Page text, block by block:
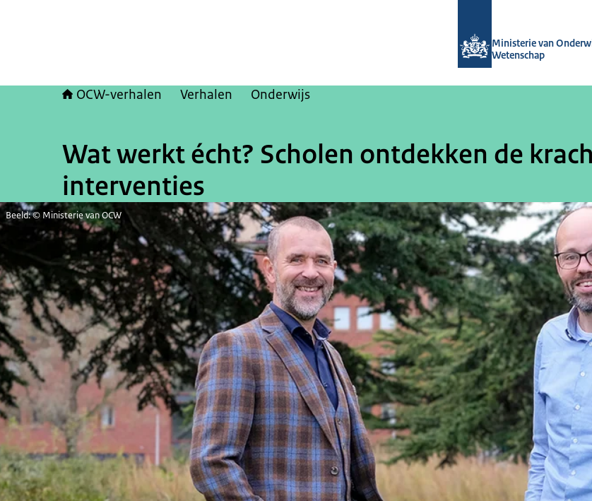
Ministerie van
Wetenschap
OCW-verhalen Verhalen Onderwijs
Wat werkt écht? Scholen ontdekken de
interventies
Beeld: © Ministerie van OCW